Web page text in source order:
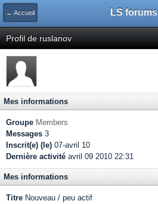
← Accueil LS forums
Profil de ruslanov
Mes informations
Groupe Members
Messages 3
Inscrit(e) (le) 07-avril 10
Dernière activité avril 09 2010 22:31
Mes informations
Titre Nouveau / peu actif